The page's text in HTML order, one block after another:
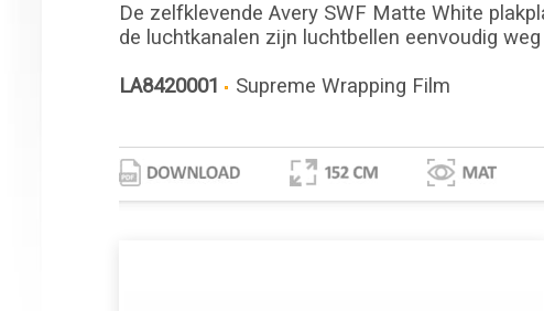
De zelfklevende Avery SWF Matte White
de luchtkanalen zijn luchtbellen eenvoudig
LA8420001
Supreme Wrapping Film